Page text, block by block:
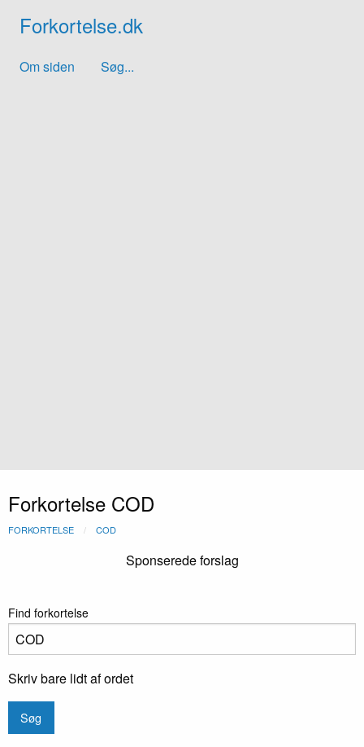
Forkortelse.dk
Om siden Søg...
Forkortelse COD
FORKORTELSE COD
Sponserede forslag
Find forkortelse
Skriv bare lidt af ordet